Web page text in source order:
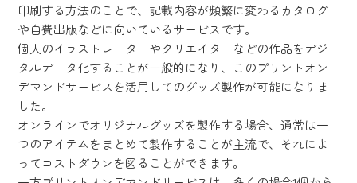
印刷する方法のことで、記載内容が頻繁に変わるカタログ
や自費出版などに向いているサービスです。
個人のイラストレーターやクリエイターなどの作品をデジ
タルデータ化することが一般的になり、このプリントオン
デマンドサービスを活用してのグッズ製作が可能になりま
した。
オンラインでオリジナルグッズを製作する場合、通常は一
つのアイテムをまとめて製作することが主流で、それによ
ってコストダウンを図ることができます。